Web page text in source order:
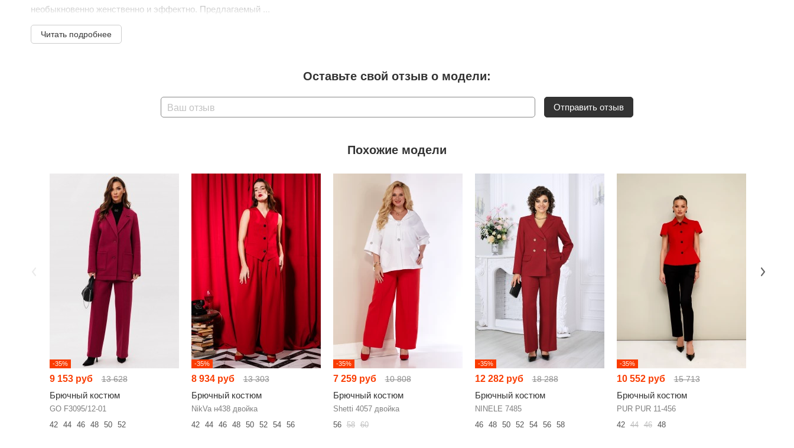
необыкновенно женственно и эффектно. Предлагаемый ...
Читать подробнее
Оставьте свой отзыв о модели:
Ваш отзыв Отправить отзыв
Похожие модели
-35%
9 153 руб 13 628
Брючный костюм
GO F3095/12-01
42
44 46 48 50 52
-35%
8 934 руб 13 303
Брючный костюм
NikVa н438 двойка
42
44 46 48 50 52 54 56
-35%
7 259 руб 10 808
Брючный костюм
Shetti 4057 двойка
56 58 60
-35%
12 282 руб 18 288
Брючный костюм
NINELE 7485
46
48 50 52 54 56 58
-35%
10 552 руб 15 713
Брючный костюм
PUR PUR 11-456
42 44 46 48